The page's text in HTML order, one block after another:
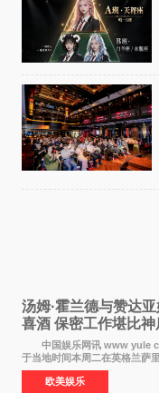
汤姆·霍兰德与赞达
喜酒 保密工作堪比神
中国娱乐网讯 www yule
于当地时间本周二在英格兰萨
顿）举办婚宴，邀请家人与朋
欧美娱乐